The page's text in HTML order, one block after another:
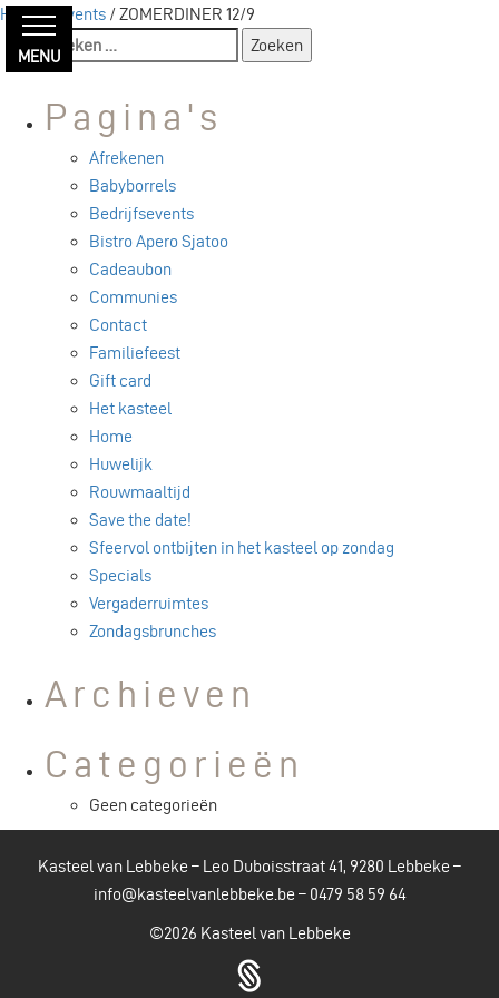
MENU
Home/ Events / ZOMERDINER 12/9
Zoeken
naar:
Pagina's
Afrekenen
Babyborrels
Bedrijfsevents
Bistro Apero Sjatoo
Cadeaubon
Communies
Contact
Familiefeest
Gift card
Het kasteel
Home
Huwelijk
Rouwmaaltijd
Save the date!
Sfeervol ontbijten in het kasteel op zondag
Specials
Vergaderruimtes
Zondagsbrunches
Archieven
Categorieën
Geen categorieën
Kasteel van Lebbeke – Leo Duboisstraat 41, 9280 Lebbeke –
info@kasteelvanlebbeke.be – 0479 58 59 64
©2026 Kasteel van Lebbeke